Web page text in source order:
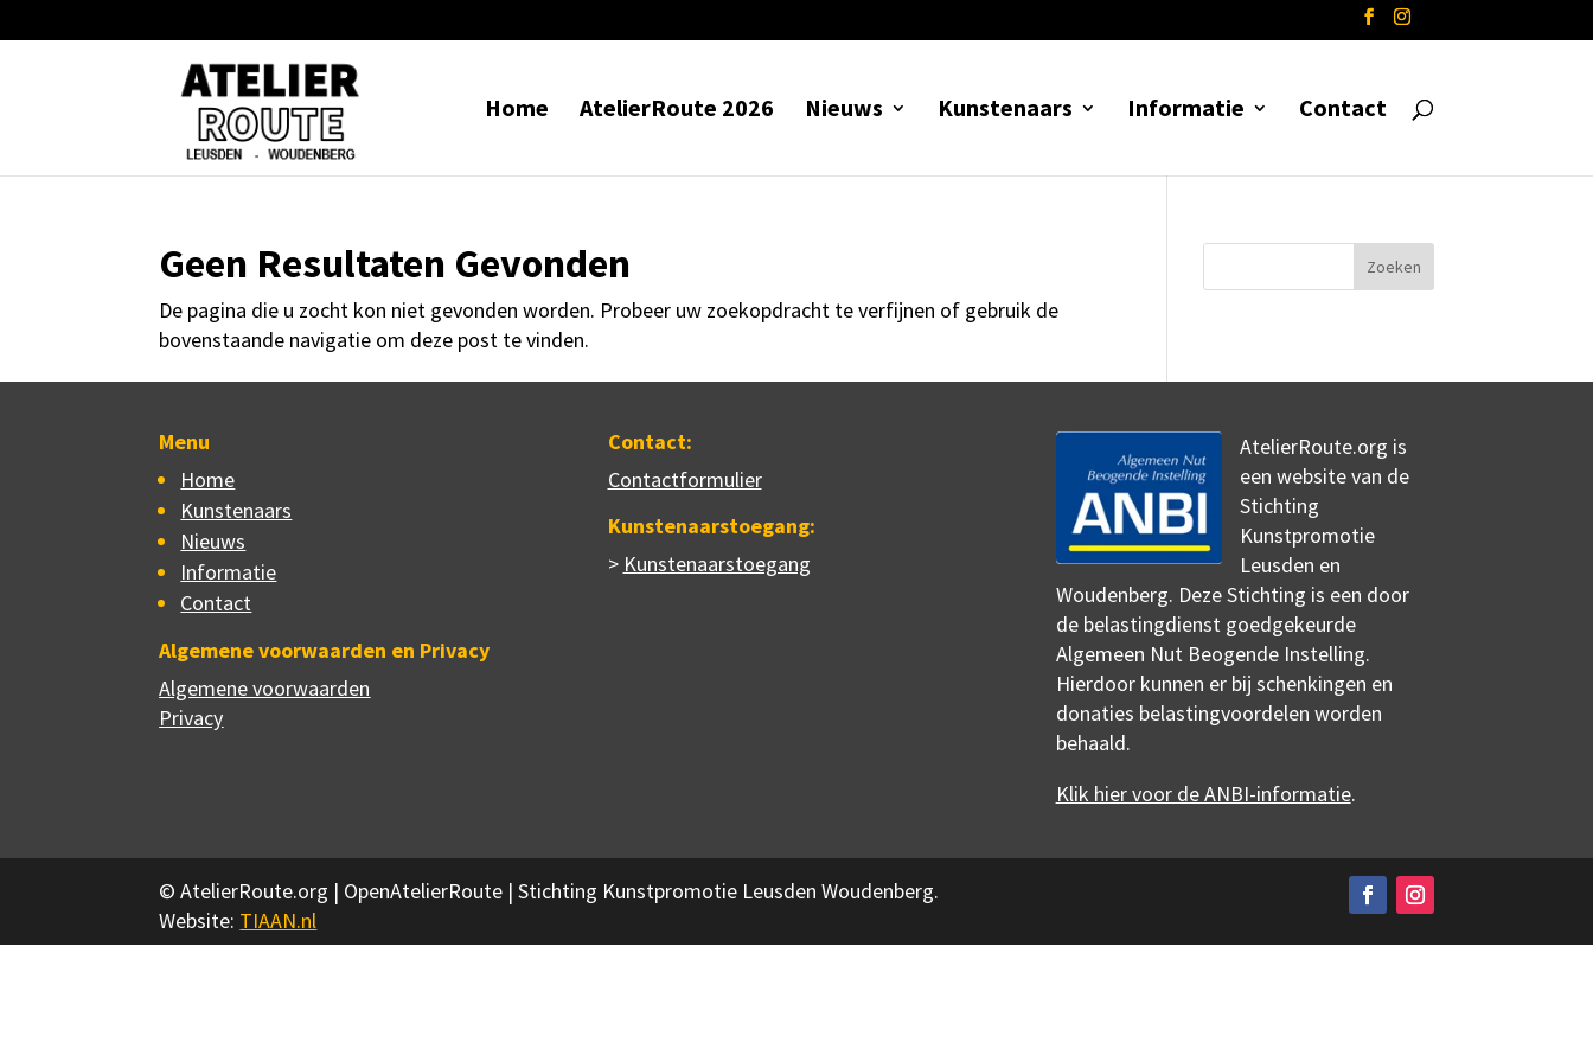
Home AtelierRoute 2026 Nieuws Kunstenaars Informatie Contact
Geen Resultaten Gevonden
De pagina die u zocht kon niet gevonden worden. Probeer uw zoekopdracht te verfijnen of gebruik de
bovenstaande navigatie om deze post te vinden.
Menu
Home
Kunstenaars
Nieuws
Informatie
Contact
Algemene voorwaarden en Privacy
Algemene voorwaarden
Privacy
Contact:
Contactformulier
Kunstenaarstoegang:
> Kunstenaarstoegang
AtelierRoute.org is
een website van de
Stichting
Kunstpromotie
Leusden en
Woudenberg. Deze Stichting is een door
de belastingdienst goedgekeurde
Algemeen Nut Beogende Instelling.
Hierdoor kunnen er bij schenkingen en
donaties belastingvoordelen worden
behaald.
Klik hier voor de ANBI-informatie.
© AtelierRoute.org | OpenAtelierRoute | Stichting Kunstpromotie Leusden Woudenberg.
Website: TIAAN.nl